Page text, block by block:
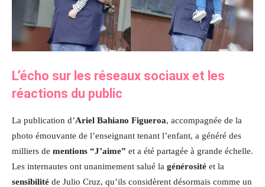
L’écho sur les réseaux sociaux et les
réactions du public
La publication d’Ariel Bahiano Figueroa, accompagnée de la
photo émouvante de l’enseignant tenant l’enfant, a généré des
milliers de mentions “J’aime” et a été partagée à grande échelle.
Les internautes ont unanimement salué la générosité et la
sensibilité de Julio Cruz, qu’ils considèrent désormais comme un